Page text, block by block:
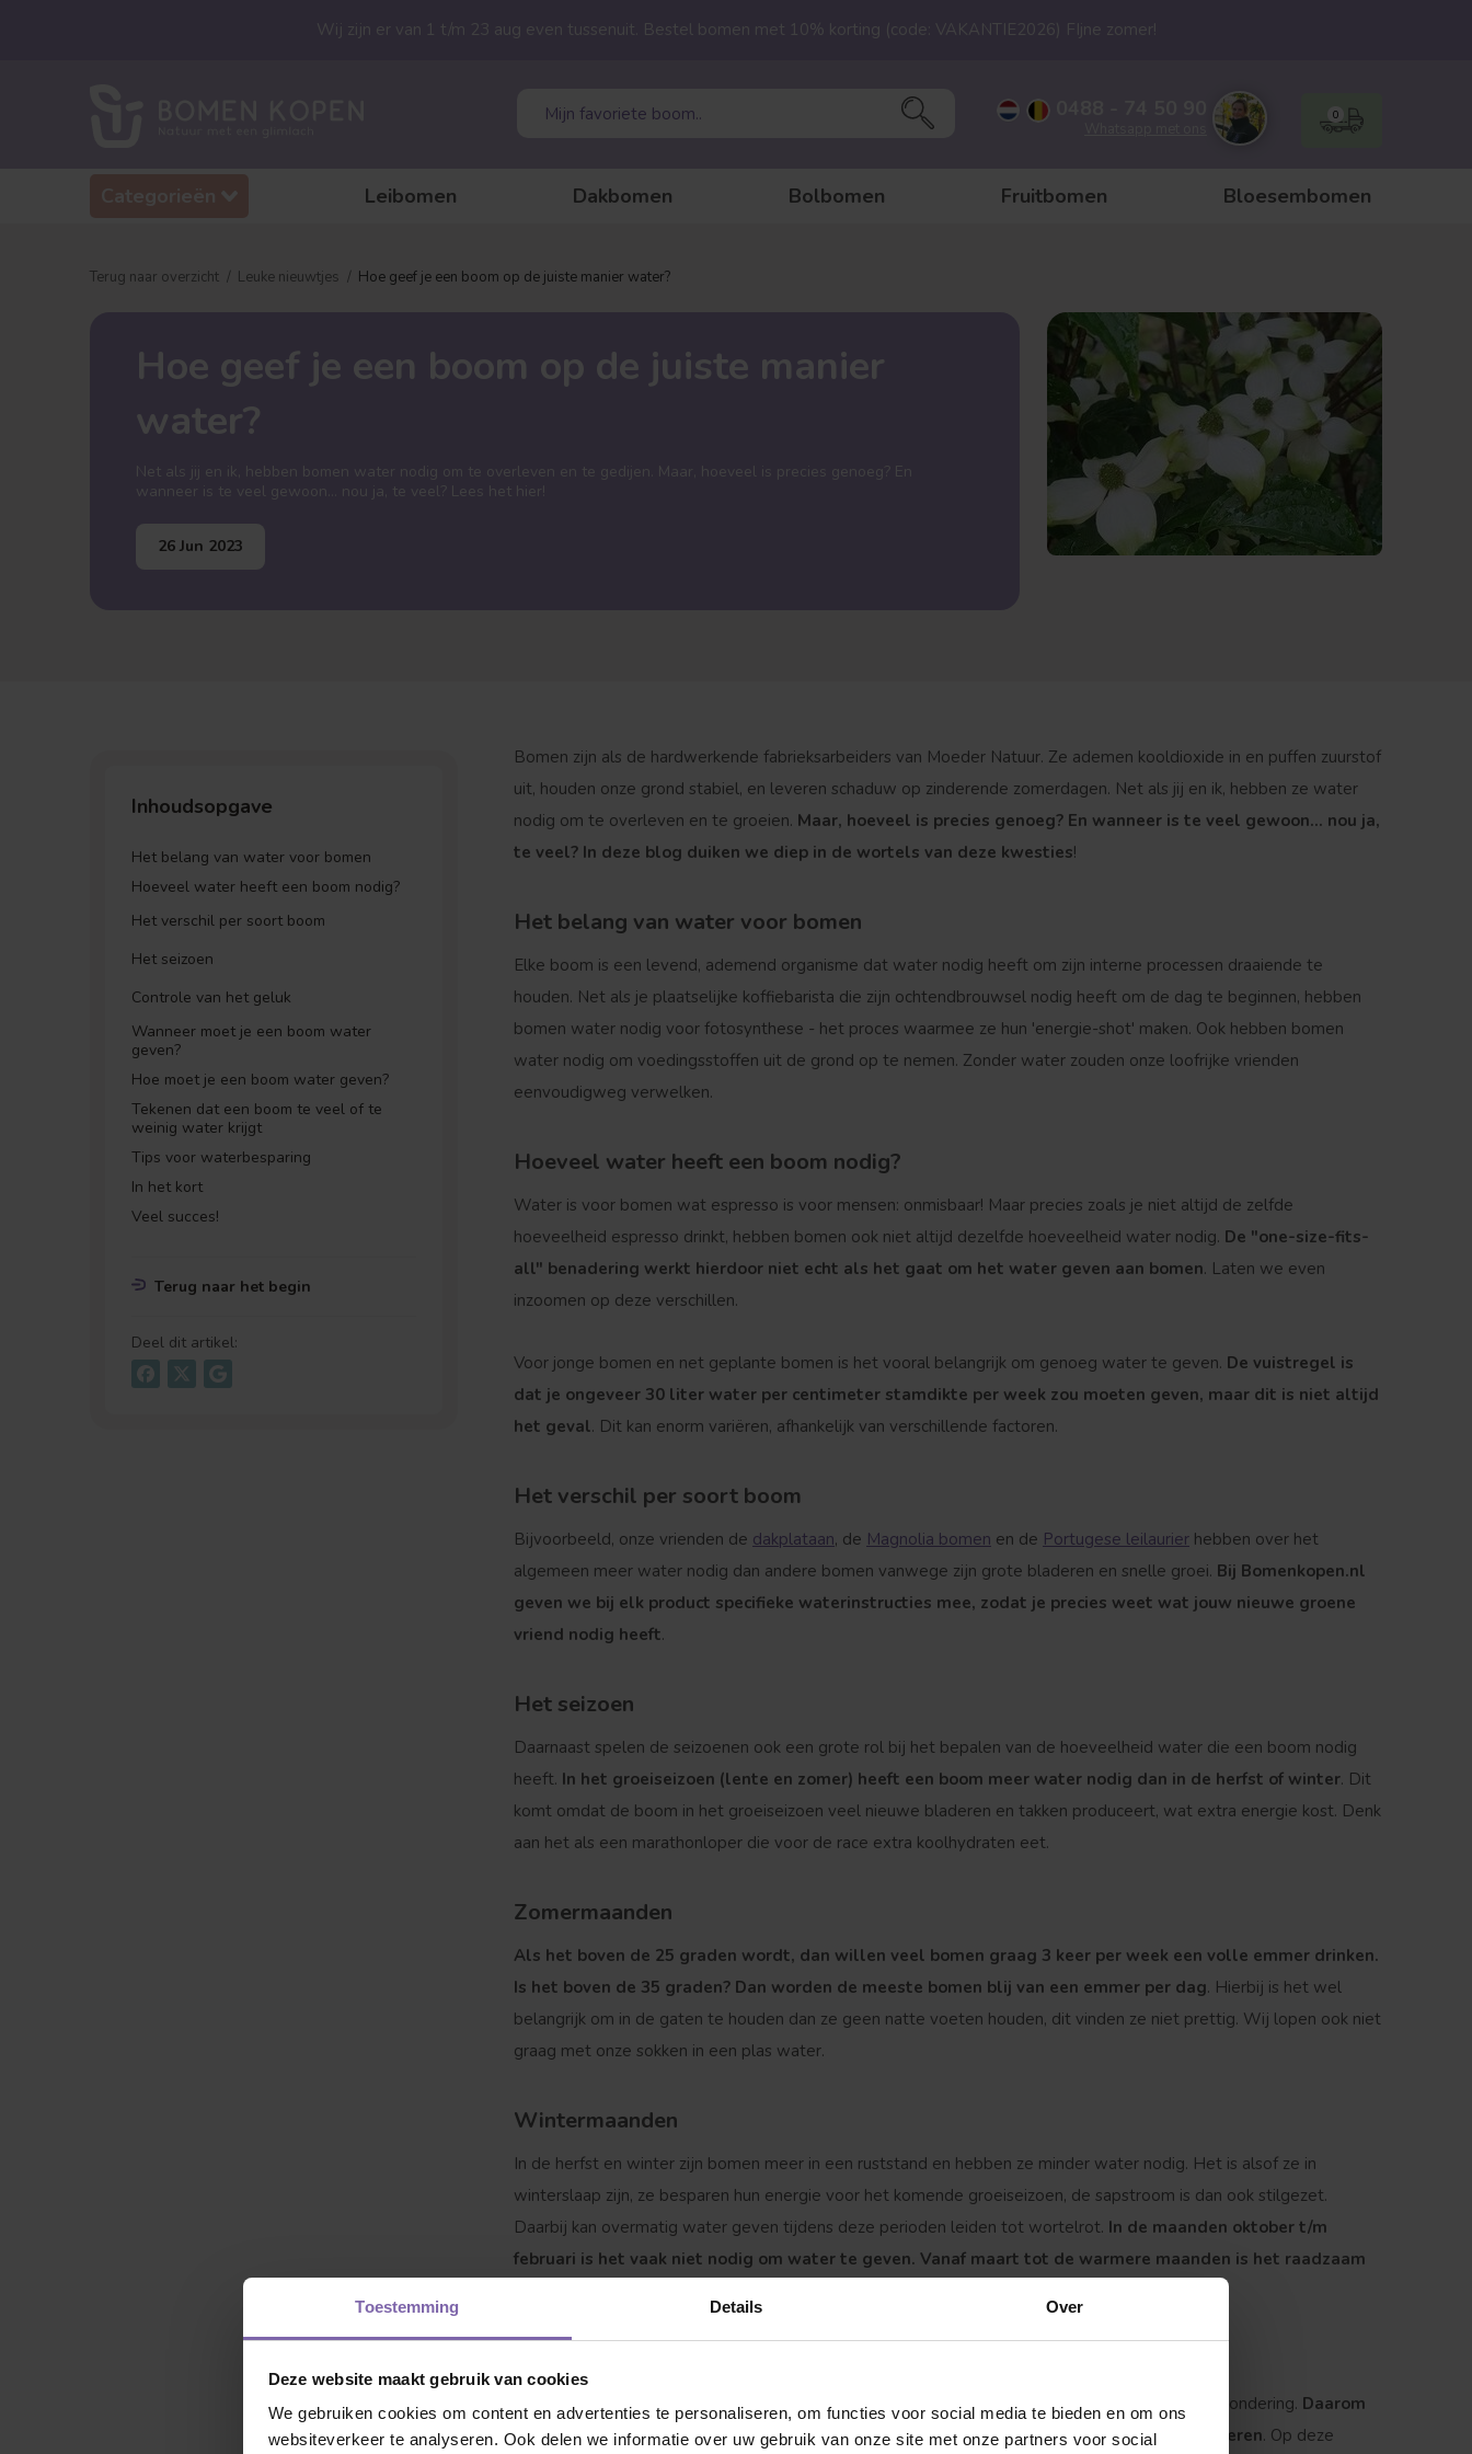
Toestemming Details Over
Deze website maakt gebruik van cookies
We gebruiken cookies om content en advertenties te personaliseren, om functies voor social media te bieden en om ons
websiteverkeer te analyseren. Ook delen we informatie over uw gebruik van onze site met onze partners voor social
Leibomen Dakbomen Bolbomen Fruitbomen Bloesembomen
0
Wij zijn er van 1 t/m 23 aug even tussenuit. Bestel bomen met 10% korting (code: VAKANTIE2026) FIjne zomer!
Terug naar overzicht Leuke nieuwtjes Hoe geef je een boom op de juiste manier water?
Hoe geef je een boom op de juiste manier
water?
Net als jij en ik, hebben bomen water nodig om te overleven en te gedijen. Maar, hoeveel is precies genoeg? En
wanneer is te veel gewoon... nou ja, te veel? Lees het hier!
26 Jun 2023
Inhoudsopgave
Het belang van water voor bomen
Hoeveel water heeft een boom nodig?
Het verschil per soort boom
Het seizoen
Controle van het geluk
Wanneer moet je een boom water
geven?
Hoe moet je een boom water geven?
Tekenen dat een boom te veel of te
weinig water krijgt
Tips voor waterbesparing
In het kort
Veel succes!
Terug naar het begin
Deel dit artikel:
Bomen zijn als de hardwerkende fabrieksarbeiders van Moeder Natuur. Ze ademen kooldioxide in en puffen zuurstof
uit, houden onze grond stabiel, en leveren schaduw op zinderende zomerdagen. Net als jij en ik, hebben ze water
nodig om te overleven en te groeien. Maar, hoeveel is precies genoeg? En wanneer is te veel gewoon... nou ja,
te veel? In deze blog duiken we diep in de wortels van deze kwesties!
Het belang van water voor bomen
Elke boom is een levend, ademend organisme dat water nodig heeft om zijn interne processen draaiende te
houden. Net als je plaatselijke koffiebarista die zijn ochtendbrouwsel nodig heeft om de dag te beginnen, hebben
bomen water nodig voor fotosynthese - het proces waarmee ze hun 'energie-shot' maken. Ook hebben bomen
water nodig om voedingsstoffen uit de grond op te nemen. Zonder water zouden onze loofrijke vrienden
eenvoudigweg verwelken.
Hoeveel water heeft een boom nodig?
Water is voor bomen wat espresso is voor mensen: onmisbaar! Maar precies zoals je niet altijd de zelfde
hoeveelheid espresso drinkt, hebben bomen ook niet altijd dezelfde hoeveelheid water nodig. De "one-size-fits-
all" benadering werkt hierdoor niet echt als het gaat om het water geven aan bomen. Laten we even
inzoomen op deze verschillen.
Voor jonge bomen en net geplante bomen is het vooral belangrijk om genoeg water te geven. De vuistregel is
dat je ongeveer 30 liter water per centimeter stamdikte per week zou moeten geven, maar dit is niet altijd
het geval. Dit kan enorm variëren, afhankelijk van verschillende factoren.
Het verschil per soort boom
Bijvoorbeeld, onze vrienden de dakplataan, de Magnolia bomen en de Portugese leilaurier hebben over het
algemeen meer water nodig dan andere bomen vanwege zijn grote bladeren en snelle groei. Bij Bomenkopen.nl
geven we bij elk product specifieke waterinstructies mee, zodat je precies weet wat jouw nieuwe groene
vriend nodig heeft.
Het seizoen
Daarnaast spelen de seizoenen ook een grote rol bij het bepalen van de hoeveelheid water die een boom nodig
heeft. In het groeiseizoen (lente en zomer) heeft een boom meer water nodig dan in de herfst of winter. Dit
komt omdat de boom in het groeiseizoen veel nieuwe bladeren en takken produceert, wat extra energie kost. Denk
aan het als een marathonloper die voor de race extra koolhydraten eet.
Zomermaanden
Als het boven de 25 graden wordt, dan willen veel bomen graag 3 keer per week een volle emmer drinken.
Is het boven de 35 graden? Dan worden de meeste bomen blij van een emmer per dag. Hierbij is het wel
belangrijk om in de gaten te houden dan ze geen natte voeten houden, dit vinden ze niet prettig. Wij lopen ook niet
graag met onze sokken in een plas water.
Wintermaanden
In de herfst en winter zijn bomen meer in een ruststand en hebben ze minder water nodig. Het is alsof ze in
winterslaap zijn, ze besparen hun energie voor het komende groeiseizoen, de sapstroom is dan ook stilgezet.
Daarbij kan overmatig water geven tijdens deze perioden leiden tot wortelrot. In de maanden oktober t/m
februari is het vaak niet nodig om water te geven. Vanaf maart tot de warmere maanden is het raadzaam
We houden allemaal van een vleugje persoonlijke aandacht, en bomen vormen hierop geen uitzondering. Daarom
adviseren we bijBomenkopen.nlom de waterbehoefte van je boom regelmatig te controleren. Op deze